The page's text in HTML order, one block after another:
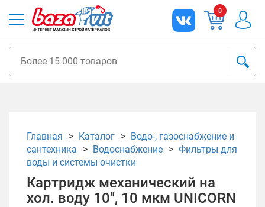
0
Главная Каталог
Водо-, газоснабжение и
сантехника
Водоснабжение
Фильтры для
воды и системы очистки
Картридж механический на
хол. воду 10", 10 мкм UNICORN